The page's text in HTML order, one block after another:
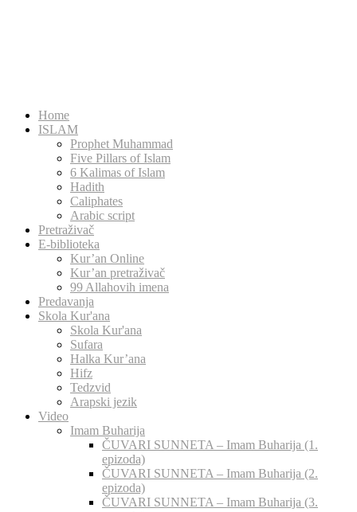
Home
ISLAM
Prophet Muhammad
Five Pillars of Islam
6 Kalimas of Islam
Hadith
Caliphates
Arabic script
Pretraživač
E-biblioteka
Kur’an Online
Kur’an pretraživač
99 Allahovih imena
Predavanja
Skola Kur'ana
Skola Kur'ana
Sufara
Halka Kur’ana
Hifz
Tedzvid
Arapski jezik
Video
Imam Buharija
ČUVARI SUNNETA – Imam Buharija (1.
epizoda)
ČUVARI SUNNETA – Imam Buharija (2.
epizoda)
ČUVARI SUNNETA – Imam Buharija (3.